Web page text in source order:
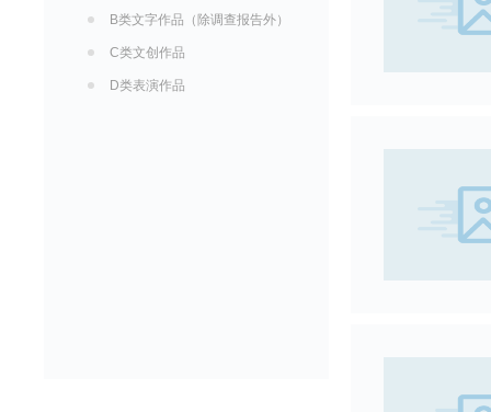
B类文字作品（除调查报告外）
C类文创作品
D类表演作品